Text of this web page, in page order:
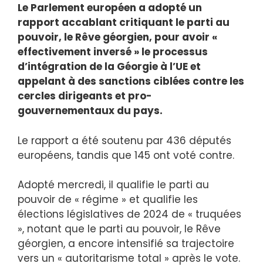
Le Parlement européen a adopté un
rapport accablant critiquant le parti au
pouvoir, le Rêve géorgien, pour avoir «
effectivement inversé » le processus
d’intégration de la Géorgie à l’UE et
appelant à des sanctions ciblées contre les
cercles dirigeants et pro-
gouvernementaux du pays.
Le rapport a été soutenu par 436 députés
européens, tandis que 145 ont voté contre.
Adopté mercredi, il qualifie le parti au
pouvoir de « régime » et qualifie les
élections législatives de 2024 de « truquées
», notant que le parti au pouvoir, le Rêve
géorgien, a encore intensifié sa trajectoire
vers un « autoritarisme total » après le vote.